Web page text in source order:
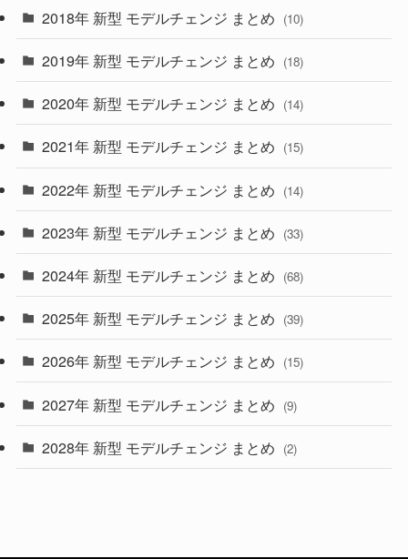
(30)
(27)
(10)
(35)
(10)
(9)
(22)
(4)
(9)
(4)
(1)
2018年 新型 モデルチェンジ まとめ (10)
2019年 新型 モデルチェンジ まとめ (18)
2020年 新型 モデルチェンジ まとめ (14)
2021年 新型 モデルチェンジ まとめ (15)
2022年 新型 モデルチェンジ まとめ (14)
2023年 新型 モデルチェンジ まとめ (33)
2024年 新型 モデルチェンジ まとめ (68)
2025年 新型 モデルチェンジ まとめ (39)
2026年 新型 モデルチェンジ まとめ (15)
2027年 新型 モデルチェンジ まとめ (9)
2028年 新型 モデルチェンジ まとめ (2)